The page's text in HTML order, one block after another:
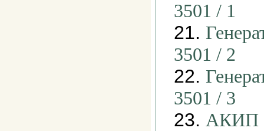
3501 / 1
21.
3501 / 2
22.
3501 / 3
23. АКИП -